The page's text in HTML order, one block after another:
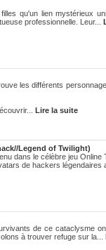
qu'un lien mystérieux
professionnelle. Leur...
les différents
Lire la suite
Legend of Twilight)
dans le célèbre jeu
de hackers légendaires
de ce cataclysme
à trouver refuge sur la...